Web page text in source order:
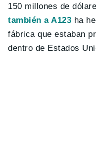
150 millones de
también a A123 ha
fábrica que estaban
dentro de Estados